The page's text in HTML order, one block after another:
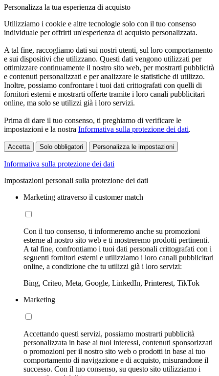
Personalizza la tua esperienza di acquisto
Utilizziamo i cookie e altre tecnologie solo con il tuo consenso
individuale per offrirti un'esperienza di acquisto personalizzata.
A tal fine, raccogliamo dati sui nostri utenti, sul loro comportamento
e sui dispositivi che utilizzano. Questi dati vengono utilizzati per
ottimizzare continuamente il nostro sito web, per mostrarti pubblicità
e contenuti personalizzati e per analizzare le statistiche di utilizzo.
Inoltre, possiamo confrontare i tuoi dati crittografati con quelli di
fornitori esterni e mostrarti offerte tramite i loro canali pubblicitari
online, ma solo se utilizzi già i loro servizi.
Prima di dare il tuo consenso, ti preghiamo di verificare le
impostazioni e la nostra Informativa sulla protezione dei dati.
Accetta Solo obbligatori Personalizza le impostazioni
Informativa sulla protezione dei dati
Impostazioni personali sulla protezione dei dati
Marketing attraverso il customer match
Con il tuo consenso, ti informeremo anche su promozioni
esterne al nostro sito web e ti mostreremo prodotti pertinenti.
A tal fine, confrontiamo i tuoi dati personali crittografati con i
seguenti fornitori esterni e utilizziamo i loro canali pubblicitari
online, a condizione che tu utilizzi già i loro servizi:
Bing, Criteo, Meta, Google, LinkedIn, Printerest, TikTok
Marketing
Accettando questi servizi, possiamo mostrarti pubblicità
personalizzata in base ai tuoi interessi, contenuti sponsorizzati
o promozioni per il nostro sito web o prodotti in base al tuo
comportamento di navigazione e di acquisto, misurandone il
successo. Con il tuo consenso, su questo sito utilizziamo i